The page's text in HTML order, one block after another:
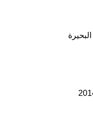
مصر منذ 2014